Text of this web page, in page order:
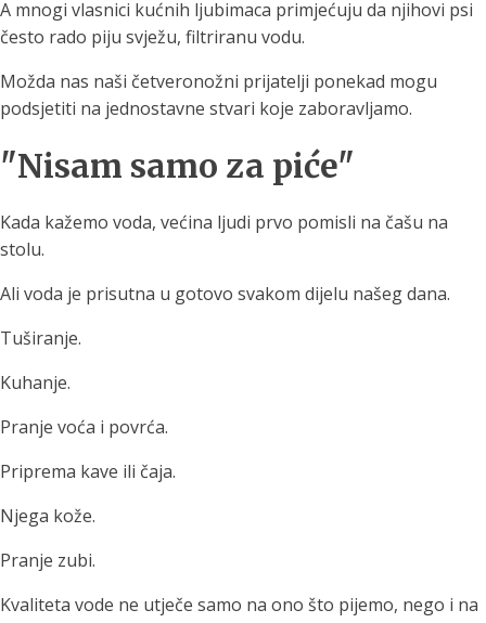
A mnogi vlasnici kućnih ljubimaca primjećuju da njihovi psi
često rado piju svježu, filtriranu vodu.
Možda nas naši četveronožni prijatelji ponekad mogu
podsjetiti na jednostavne stvari koje zaboravljamo.
"Nisam samo za piće"
Kada kažemo voda, većina ljudi prvo pomisli na čašu na
stolu.
Ali voda je prisutna u gotovo svakom dijelu našeg dana.
Tuširanje.
Kuhanje.
Pranje voća i povrća.
Priprema kave ili čaja.
Njega kože.
Pranje zubi.
Kvaliteta vode ne utječe samo na ono što pijemo, nego i na